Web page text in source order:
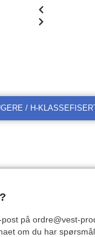
/ H-
på ordre@vest-
om du har